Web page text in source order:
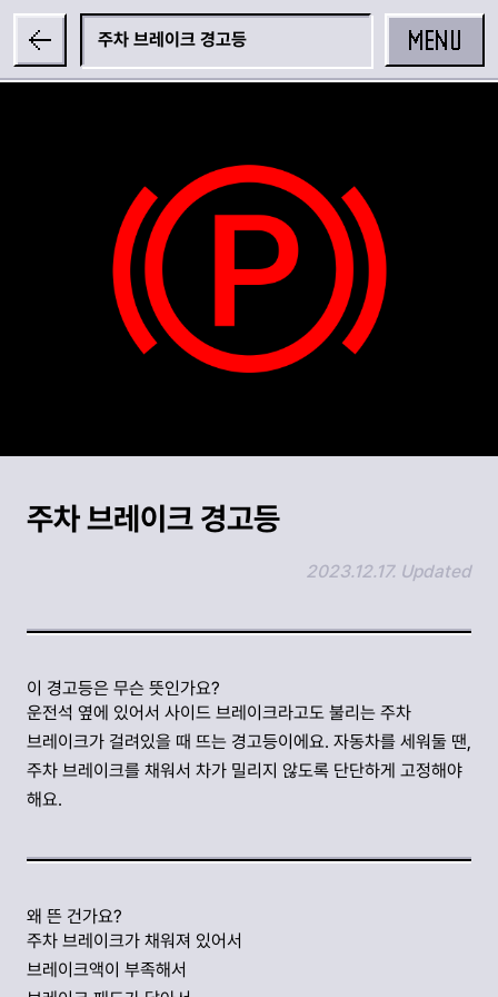
MENU
주차 브레이크 경고등
주차 브레이크 경고등
2023.12.17. Updated
이 경고등은 무슨 뜻인가요?
운전석 옆에 있어서 사이드 브레이크라고도 불리는 주차
브레이크가 걸려있을 때 뜨는 경고등이에요. 자동차를 세워둘 땐,
주차 브레이크를 채워서 차가 밀리지 않도록 단단하게 고정해야
해요.
왜 뜬 건가요?
주차 브레이크가 채워져 있어서
브레이크액이 부족해서
링크 복사하기